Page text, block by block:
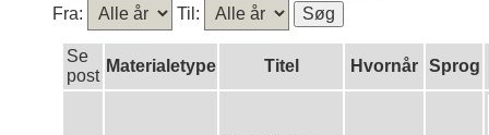
Fra: Til:
Se
post
Materialetype Titel Hvornår Sprog